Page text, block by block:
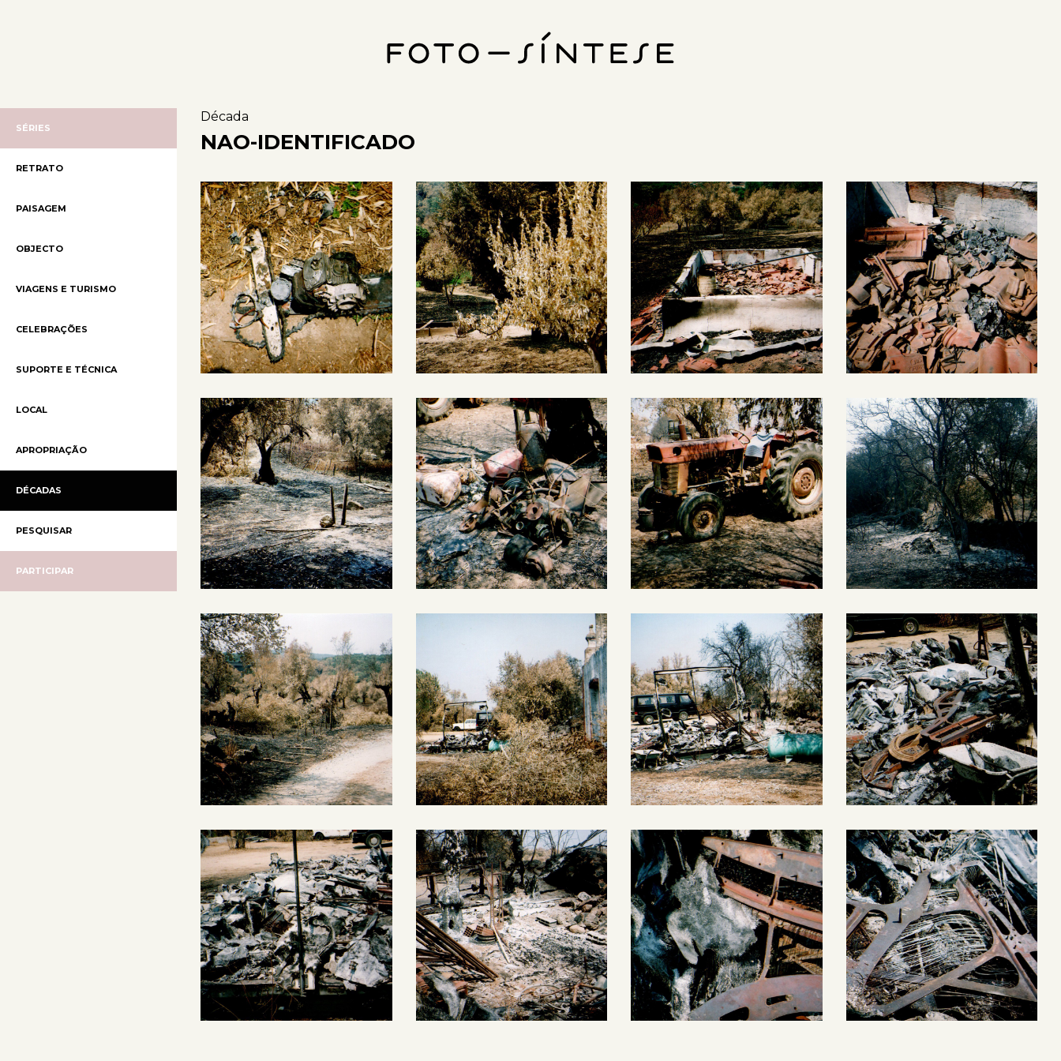
SÉRIES
RETRATO
PAISAGEM
OBJECTO
VIAGENS E TURISMO
CELEBRAÇÕES
SUPORTE E TÉCNICA
LOCAL
APROPRIAÇÃO
DÉCADAS
PESQUISAR
PARTICIPAR
Década
NAO-IDENTIFICADO